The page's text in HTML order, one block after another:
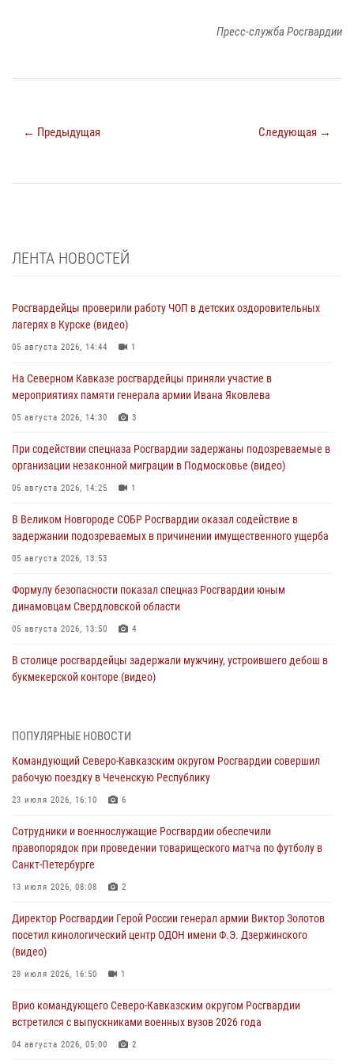
Пресс-служба Росгвардии
← Предыдущая Следующая →
ЛЕНТА НОВОСТЕЙ
Росгвардейцы проверили работу ЧОП в детских оздоровительных
лагерях в Курске (видео)
05 августа 2026, 14:44 1
На Северном Кавказе росгвардейцы приняли участие в
мероприятиях памяти генерала армии Ивана Яковлева
05 августа 2026, 14:30 3
При содействии спецназа Росгвардии задержаны подозреваемые в
организации незаконной миграции в Подмосковье (видео)
05 августа 2026, 14:25 1
В Великом Новгороде СОБР Росгвардии оказал содействие в
задержании подозреваемых в причинении имущественного ущерба
05 августа 2026, 13:53
Формулу безопасности показал спецназ Росгвардии юным
динамовцам Свердловской области
05 августа 2026, 13:50 4
В столице росгвардейцы задержали мужчину, устроившего дебош в
букмекерской конторе (видео)
В Удмуртии при силовой поддержке спецназа Росгвардии
оздоровительных услуг (видео)
05 августа 2026, 13:20
посетили мастер-класс по художественной гимнастике
05 августа 2026, 13:00 3
Офицеры Росгвардии и ветераны войск правопорядка почтили
05 августа 2026, 12:40
Росгвардейцы приняли участие в акции «Волна памяти»,
посвящённой 83‑й годовщине освобождения Белгорода от
05 августа 2026, 12:13 1
ПОПУЛЯРНЫЕ НОВОСТИ
Командующий Северо-Кавказским округом Росгвардии совершил
рабочую поездку в Чеченскую Республику
23 июля 2026, 16:10 6
Сотрудники и военнослужащие Росгвардии обеспечили
правопорядок при проведении товарищеского матча по футболу в
Санкт-Петербурге
13 июля 2026, 08:08 2
Директор Росгвардии Герой России генерал армии Виктор Золотов
посетил кинологический центр ОДОН имени Ф.Э. Дзержинского
(видео)
28 июля 2026, 16:50 1
Врио командующего Северо-Кавказским округом Росгвардии
встретился с выпускниками военных вузов 2026 года
04 августа 2026, 05:00 2